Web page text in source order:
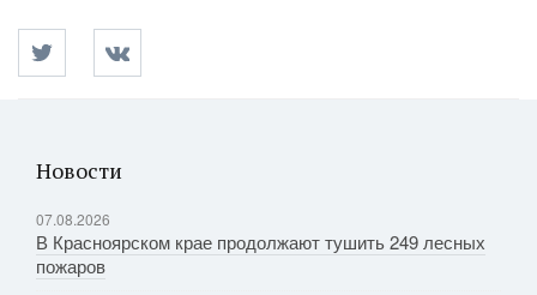
Новости
07.08.2026
В Красноярском крае продолжают тушить 249 лесных
пожаров